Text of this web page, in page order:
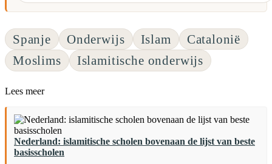
Spanje Onderwijs Islam
Catalonië
Moslims
Islamitische onderwijs
Lees meer
Nederland: islamitische scholen bovenaan de lijst van beste
basisscholen